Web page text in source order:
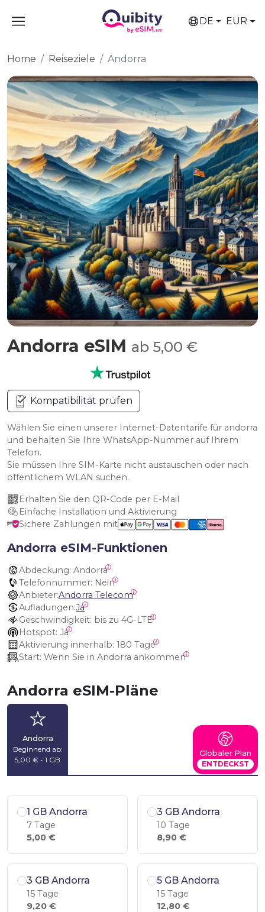
DE EUR
Home Reiseziele Andorra
Andorra eSIM ab 5,00 €
Kompatibilität prüfen
Wählen Sie einen unserer Internet-Datentarife für andorra
und behalten Sie Ihre WhatsApp-Nummer auf Ihrem
Telefon.
Sie müssen Ihre SIM-Karte nicht austauschen oder nach
öffentlichem WLAN suchen.
Erhalten Sie den QR-Code per E-Mail
Einfache Installation und Aktivierung
Sichere Zahlungen mit
Andorra eSIM-Funktionen
Abdeckung: Andorra
Telefonnummer: Nein
Anbieter:Andorra Telecom
Aufladungen:Ja
Geschwindigkeit: bis zu 4G-LTE
Hotspot: Ja
Aktivierung innerhalb: 180 Tage
Start: Wenn Sie in Andorra ankommen
Andorra eSIM-Pläne
Andorra
Beginnend ab:
5,00 € - 1 GB
Globaler Plan
ENTDECKST
1 GB Andorra
7 Tage
5,00 €
3 GB Andorra
10 Tage
8,90 €
3 GB Andorra
15 Tage
9,20 €
5 GB Andorra
15 Tage
12,80 €